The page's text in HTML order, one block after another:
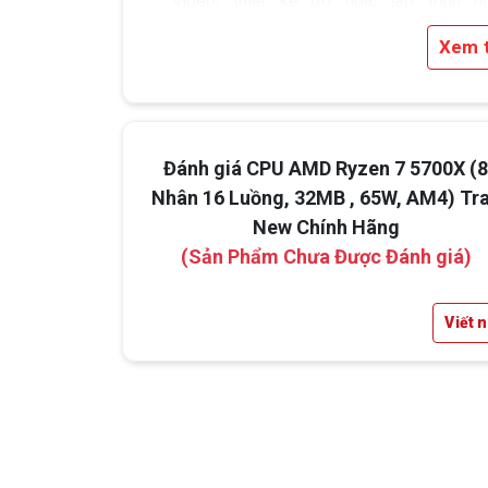
Nhờ số lượng luồng lớn, CPU cũng
Xem
Đánh giá CPU AMD Ryzen 7 5700X (8
Nhân 16 Luồng, 32MB , 65W, AM4)
New Chính Hãng
(Sản Phẩm Chưa Được Đánh giá)
Viết